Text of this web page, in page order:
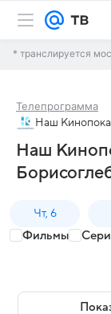
* транслируется
Телепрограмма
Наш
Наш
Чт, 6
Фильмы